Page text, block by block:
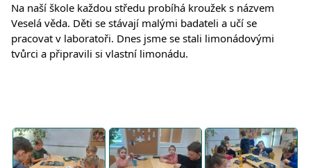
Na naší škole každou středu probíhá kroužek s názvem
Veselá věda. Děti se stávají malými badateli a učí se
pracovat v laboratoři. Dnes jsme se stali limonádovými
tvůrci a připravili si vlastní limonádu.